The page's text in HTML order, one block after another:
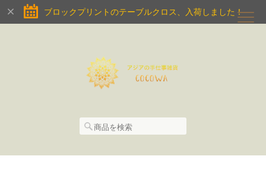
ブロックプリントのテーブルクロス、入荷しました！